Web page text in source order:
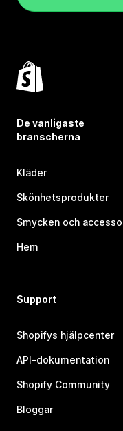
De vanligaste
branscherna
Kläder
Skönhetsprodukter
Smycken och
Hem
Support
Shopifys hjälpcenter
API-dokumentation
Shopify Community
Bloggar